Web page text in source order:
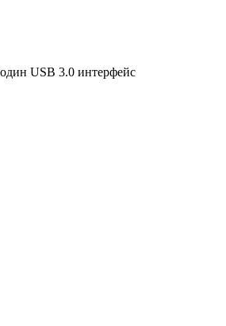
USB 3.0 интерфейс